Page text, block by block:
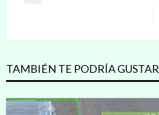
TAMBIÉN TE PODRÍA GUSTAR